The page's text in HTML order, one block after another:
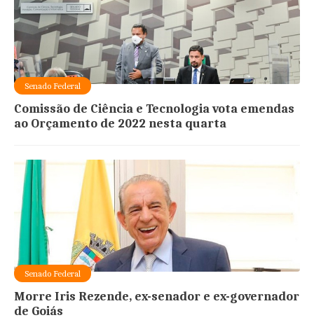
Senado Federal
Comissão de Ciência e Tecnologia vota emendas
ao Orçamento de 2022 nesta quarta
Senado Federal
Morre Iris Rezende, ex-senador e ex-governador
de Goiás